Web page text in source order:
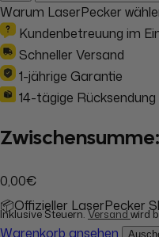
Warum LaserPecker
Kundenbetreuung im
Schneller Versand
1-jährige Garantie
14-tägige Rücksendung
Zwischensumme:
0,00€
Inklusive Steuern.Versandwird
Warenkorb ansehen
📦Offizieller LaserPecker